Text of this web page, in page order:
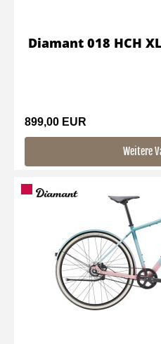
899,00 EUR
Weitere
Diamant 018 HCH